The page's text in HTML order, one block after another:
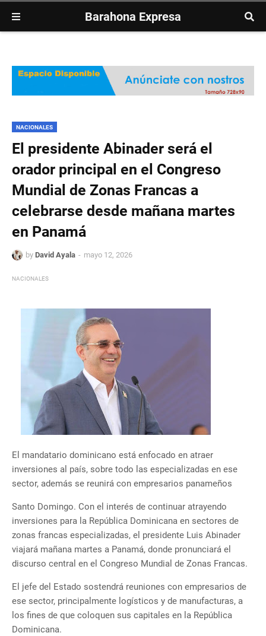
Barahona Expresa
NACIONALES
El presidente Abinader será el
orador principal en el Congreso
Mundial de Zonas Francas a
celebrarse desde mañana martes
en Panamá
by David Ayala mayo 12, 2026
NACIONALES
El mandatario dominicano está enfocado en atraer
inversiones al país, sobre todo las especializadas en ese
sector, además se reunirá con empresarios panameños
Santo Domingo. Con el interés de continuar atrayendo
inversiones para la República Dominicana en sectores de
zonas francas especializadas, el presidente Luis Abinader
viajará mañana martes a Panamá, donde pronunciará el
discurso central en el Congreso Mundial de Zonas Francas.
El jefe del Estado sostendrá reuniones con empresarios de
ese sector, principalmente logísticos y de manufacturas, a
los fines de que coloquen sus capitales en la República
Dominicana.